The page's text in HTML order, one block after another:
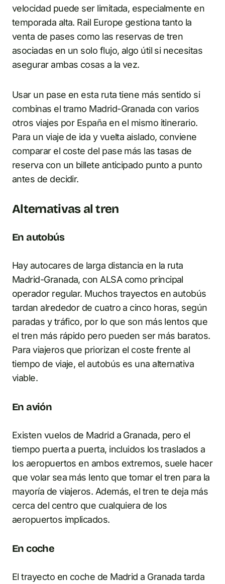
velocidad puede ser limitada, especialmente en
temporada alta. Rail Europe gestiona tanto la
venta de pases como las reservas de tren
asociadas en un solo flujo, algo útil si necesitas
asegurar ambas cosas a la vez.
Usar un pase en esta ruta tiene más sentido si
combinas el tramo Madrid-Granada con varios
otros viajes por España en el mismo itinerario.
Para un viaje de ida y vuelta aislado, conviene
comparar el coste del pase más las tasas de
reserva con un billete anticipado punto a punto
antes de decidir.
Alternativas al tren
En autobús
Hay autocares de larga distancia en la ruta
Madrid-Granada, con ALSA como principal
operador regular. Muchos trayectos en autobús
tardan alrededor de cuatro a cinco horas, según
paradas y tráfico, por lo que son más lentos que
el tren más rápido pero pueden ser más baratos.
Para viajeros que priorizan el coste frente al
tiempo de viaje, el autobús es una alternativa
viable.
En avión
Existen vuelos de Madrid a Granada, pero el
tiempo puerta a puerta, incluidos los traslados a
los aeropuertos en ambos extremos, suele hacer
que volar sea más lento que tomar el tren para la
mayoría de viajeros. Además, el tren te deja más
cerca del centro que cualquiera de los
aeropuertos implicados.
En coche
El trayecto en coche de Madrid a Granada tarda